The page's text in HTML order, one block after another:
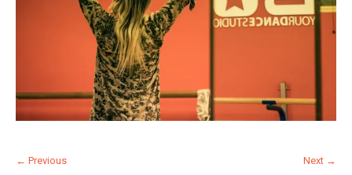
← Previous Next →